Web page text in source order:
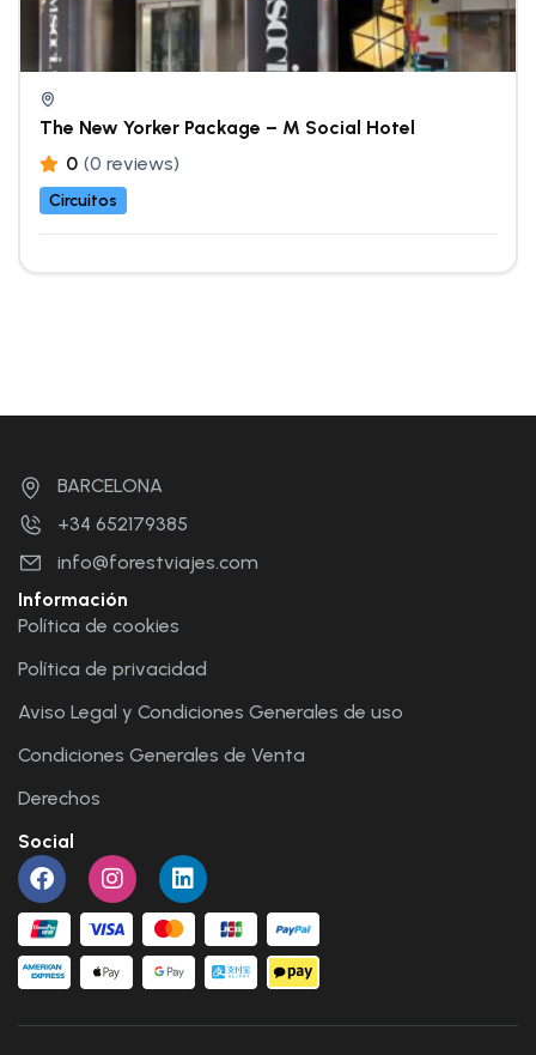
The New Yorker Package – M Social Hotel
0 (0 reviews)
Circuitos
BARCELONA
+34 652179385
info@forestviajes.com
Información
Política de cookies
Política de privacidad
Aviso Legal y Condiciones Generales de uso
Condiciones Generales de Venta
Derechos
Social